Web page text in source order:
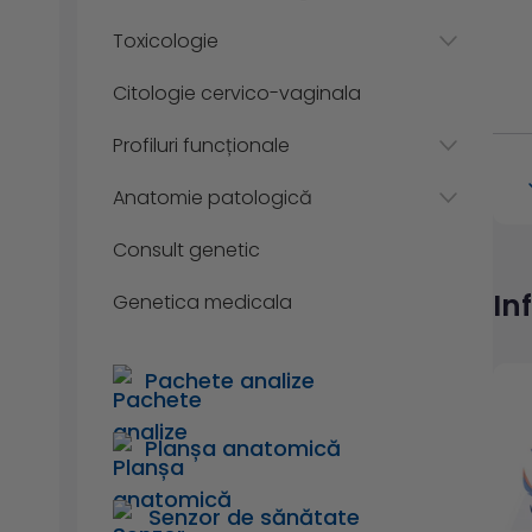
Toxicologie
Citologie cervico-vaginala
Profiluri funcționale
Anatomie patologică
Consult genetic
Genetica medicala
Pachete analize
Planșa anatomică
Senzor de sănătate